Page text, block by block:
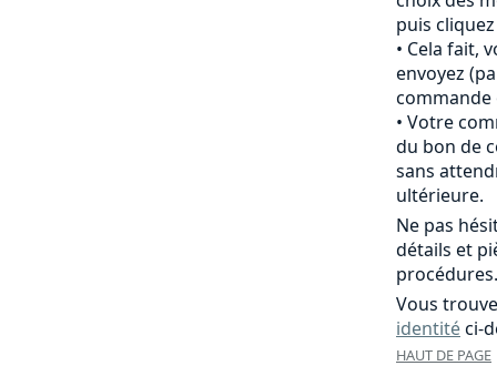
puis
Cela fait,
envoyez
commande
Votre
du bon de
sans
ultérieure.
Ne pas
détails et
procédures.
Vous
identitéci-
HAUT DE PAGE